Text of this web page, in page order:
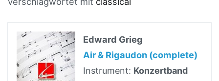
Edward Grieg
Air & Rigaudon (complete)
Instrument: Konzertband